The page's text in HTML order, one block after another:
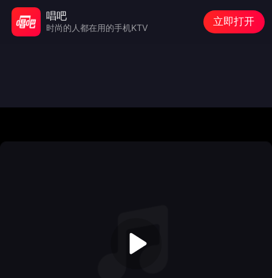
唱吧
时尚的人都在用的手机KTV
立即打开